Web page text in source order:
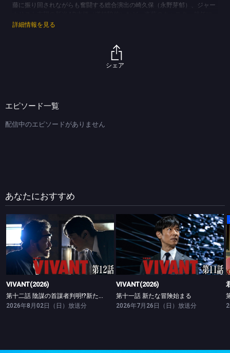
藤に振り回されながらも奮闘する総合演出の崎久保（永野芽郁）、ジャー
よって、いつの間にかチームとして成長していくことに！？
詳細情報を見る
シェア
エピソード一覧
配信中のエピソードがありません
あなたにおすすめ
VIVANT(2026)
VIVANT(2026)
第十二話 陰謀の首謀者判明!?新たな仲間との対峙
2026年8月02日（日）放送分
VIVANT(2026)
第十一話 新たな冒険始まる
VIVANT(2026)
第十一話 新たな冒険始まる
2026年7月26日（日）放送分